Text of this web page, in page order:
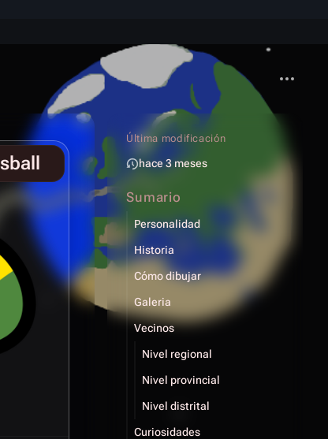
Última modificación
hace 3 meses
Sumario
Personalidad
Historia
Cómo dibujar
Galeria
Vecinos
Nivel regional
Nivel provincial
Nivel distrital
Curiosidades